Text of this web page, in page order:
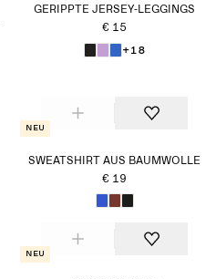
GERIPPTE JERSEY-LEGGINGS
€ 15
+18
Neu
SWEATSHIRT AUS BAUMWOLLE
€ 19
Neu